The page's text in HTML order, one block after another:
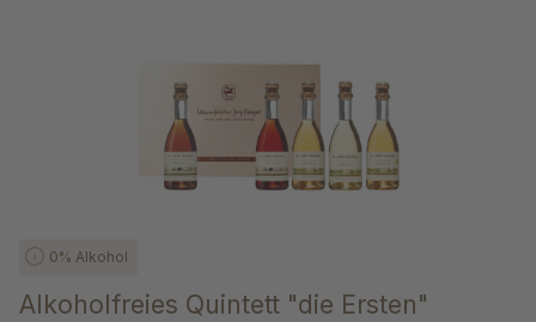
0% Alkohol
Alkoholfreies Quintett "die Ersten"